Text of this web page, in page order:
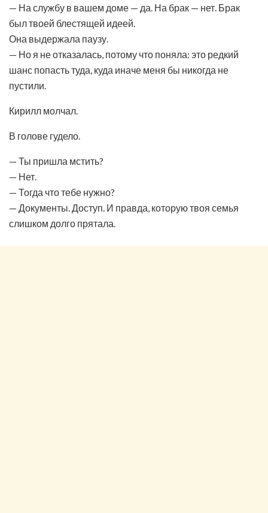
— На службу в вашем доме — да. На брак — нет. Брак
был твоей блестящей идеей.
Она выдержала паузу.
— Но я не отказалась, потому что поняла: это редкий
шанс попасть туда, куда иначе меня бы никогда не
пустили.
Кирилл молчал.
В голове гудело.
— Ты пришла мстить?
— Нет.
— Тогда что тебе нужно?
— Документы. Доступ. И правда, которую твоя семья
слишком долго прятала.